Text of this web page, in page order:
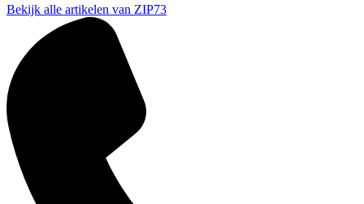
Bekijk alle artikelen van ZIP73